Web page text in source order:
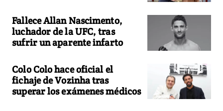
Fallece Allan Nascimento,
luchador de la UFC, tras
sufrir un aparente infarto
Colo Colo hace oficial el
fichaje de Vozinha tras
superar los exámenes médicos